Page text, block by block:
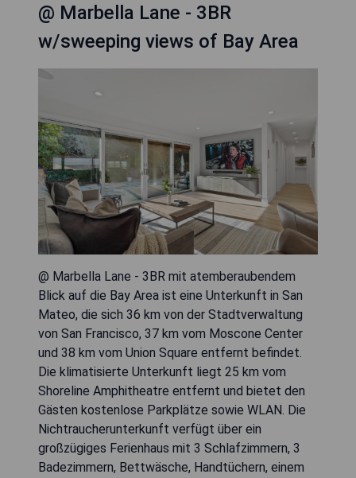
@ Marbella Lane - 3BR
w/sweeping views of Bay Area
@ Marbella Lane - 3BR mit atemberaubendem
Blick auf die Bay Area ist eine Unterkunft in San
Mateo, die sich 36 km von der Stadtverwaltung
von San Francisco, 37 km vom Moscone Center
und 38 km vom Union Square entfernt befindet.
Die klimatisierte Unterkunft liegt 25 km vom
Shoreline Amphitheatre entfernt und bietet den
Gästen kostenlose Parkplätze sowie WLAN. Die
Nichtraucherunterkunft verfügt über ein
großzügiges Ferienhaus mit 3 Schlafzimmern, 3
Badezimmern, Bettwäsche, Handtüchern, einem